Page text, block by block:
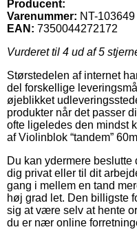
Producent:
Varenummer: NT-103649
EAN: 7350044272172
Vurderet til 4 ud af 5
Størstedelen af internet
del forskellige
øjeblikket
produkter når det passer
ofte ligeledes den mindst
af Violinblok “tandem”
Du kan ydermere beslutte
dig privat eller til dit
gang i mellem en tand
høj grad let. Den billigste
sig at være selv at hente
du er nær online